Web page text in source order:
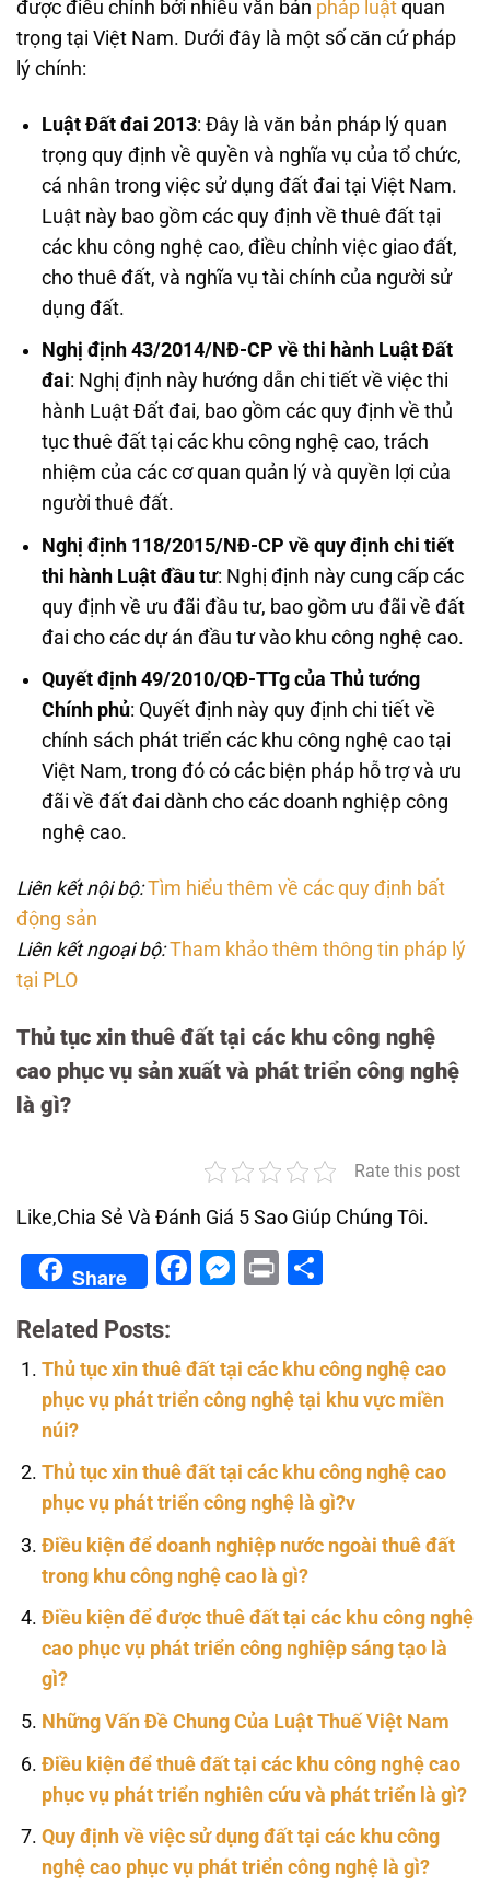
được điều chỉnh bởi nhiều văn bản pháp luật quan
trọng tại Việt Nam. Dưới đây là một số căn cứ pháp
lý chính:
Luật Đất đai 2013: Đây là văn bản pháp lý quan
trọng quy định về quyền và nghĩa vụ của tổ chức,
cá nhân trong việc sử dụng đất đai tại Việt Nam.
Luật này bao gồm các quy định về thuê đất tại
các khu công nghệ cao, điều chỉnh việc giao đất,
cho thuê đất, và nghĩa vụ tài chính của người sử
dụng đất.
Nghị định 43/2014/NĐ-CP về thi hành Luật Đất
đai: Nghị định này hướng dẫn chi tiết về việc thi
hành Luật Đất đai, bao gồm các quy định về thủ
tục thuê đất tại các khu công nghệ cao, trách
nhiệm của các cơ quan quản lý và quyền lợi của
người thuê đất.
Nghị định 118/2015/NĐ-CP về quy định chi tiết
thi hành Luật đầu tư: Nghị định này cung cấp các
quy định về ưu đãi đầu tư, bao gồm ưu đãi về đất
đai cho các dự án đầu tư vào khu công nghệ cao.
Quyết định 49/2010/QĐ-TTg của Thủ tướng
Chính phủ: Quyết định này quy định chi tiết về
chính sách phát triển các khu công nghệ cao tại
Việt Nam, trong đó có các biện pháp hỗ trợ và ưu
đãi về đất đai dành cho các doanh nghiệp công
nghệ cao.
Liên kết nội bộ: Tìm hiểu thêm về các quy định bất
động sản
Liên kết ngoại bộ: Tham khảo thêm thông tin pháp lý
tại PLO
Thủ tục xin thuê đất tại các khu công nghệ
cao phục vụ sản xuất và phát triển công nghệ
là gì?
Rate this post
Like,Chia Sẻ Và Đánh Giá 5 Sao Giúp Chúng Tôi.
Share Facebook
Messenger
Print
Related Posts:
Thủ tục xin thuê đất tại các khu công nghệ cao
phục vụ phát triển công nghệ tại khu vực miền
núi?
Thủ tục xin thuê đất tại các khu công nghệ cao
phục vụ phát triển công nghệ là gì?v
Điều kiện để doanh nghiệp nước ngoài thuê đất
trong khu công nghệ cao là gì?
Điều kiện để được thuê đất tại các khu công nghệ
cao phục vụ phát triển công nghiệp sáng tạo là
gì?
Những Vấn Đề Chung Của Luật Thuế Việt Nam
Điều kiện để thuê đất tại các khu công nghệ cao
phục vụ phát triển nghiên cứu và phát triển là gì?
Quy định về việc sử dụng đất tại các khu công
nghệ cao phục vụ phát triển công nghệ là gì?